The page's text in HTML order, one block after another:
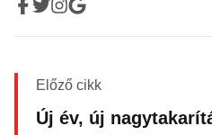
Előző cikk
Új év, új